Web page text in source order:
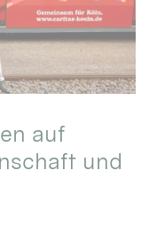
auf
und